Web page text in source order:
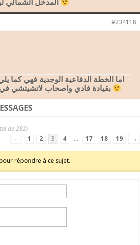
#234118
اما الخطة الدفاعية الوجدية فهي كما
de 282)
←
1 2 3 4 … 17 18 19 →
répondre à ce sujet.